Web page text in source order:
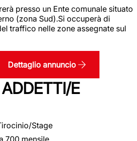
presso un Ente comunale situato
(zona Sud).Si occuperà di
traffico nelle zone assegnate sul
Dettaglio annuncio
E
Stage
700 mensile